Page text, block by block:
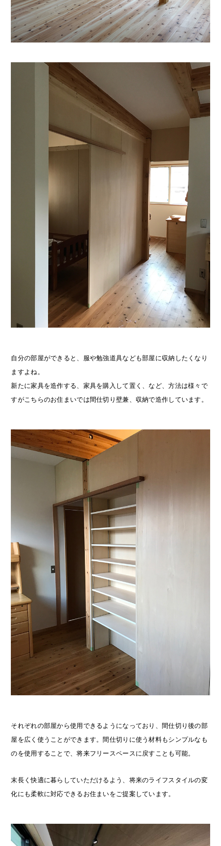
自分の部屋ができると、服や勉強道具なども部屋に収納したくなり
ますよね。
新たに家具を造作する、家具を購入して置く、など、方法は様々で
すがこちらのお住まいでは間仕切り壁兼、収納で造作しています。
それぞれの部屋から使用できるようになっており、間仕切り後の部
屋を広く使うことができます。間仕切りに使う材料もシンプルなも
のを使用することで、将来フリースペースに戻すことも可能。
末長く快適に暮らしていただけるよう、将来のライフスタイルの変
化にも柔軟に対応できるお住まいをご提案しています。